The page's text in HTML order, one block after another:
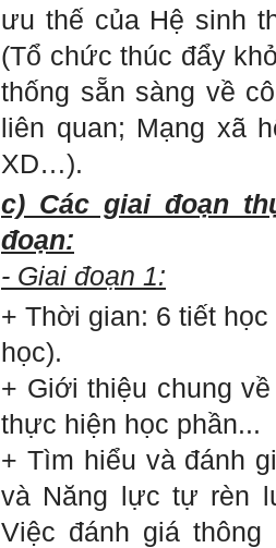
ưu thế của Hệ sinh
(Tổ chức thúc đẩy
thống sẵn sàng về
liên quan; Mạng xã
XD…).
c) Các giai đoạn
đoạn:
- Giai đoạn 1:
+ Thời gian: 6 tiết
học).
+ Giới thiệu chung
thực hiện học phần...
+ Tìm hiểu và đánh
và Năng lực tự rèn
Việc đánh giá thông